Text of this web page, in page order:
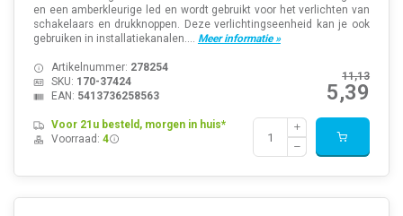
en een amberkleurige led en wordt gebruikt voor het verlichten van
schakelaars en drukknoppen. Deze verlichtingseenheid kan je ook
gebruiken in installatiekanalen.... Meer informatie »
11,13
5,39
Artikelnummer: 278254
SKU: 170-37424
EAN: 5413736258563
Voor 21u besteld, morgen in huis*
Voorraad: 4